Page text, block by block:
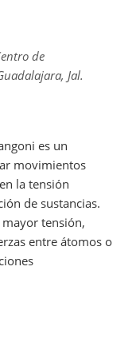
de
Jal.
es un
movimientos
la tensión
de sustancias.
mayor tensión,
entre átomos o